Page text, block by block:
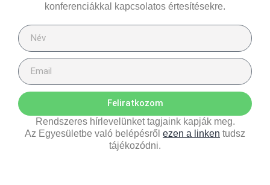
konferenciákkal kapcsolatos értesítésekre.
Feliratkozom
Rendszeres hírlevelünket tagjaink kapják meg.
Az Egyesületbe való belépésről ezen a linken tudsz
tájékozódni.